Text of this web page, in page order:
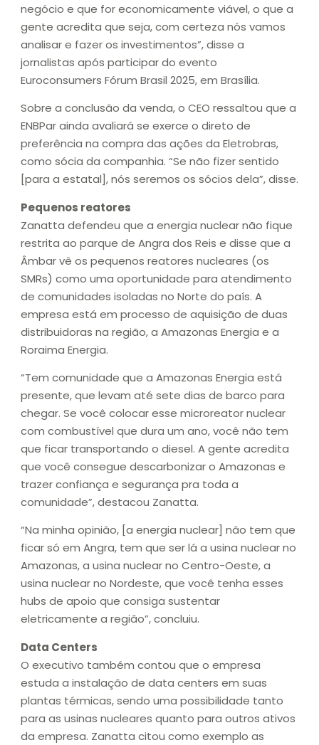
negócio e que for economicamente viável, o que a
gente acredita que seja, com certeza nós vamos
analisar e fazer os investimentos”, disse a
jornalistas após participar do evento
Euroconsumers Fórum Brasil 2025, em Brasília.
Sobre a conclusão da venda, o CEO ressaltou que a
ENBPar ainda avaliará se exerce o direto de
preferência na compra das ações da Eletrobras,
como sócia da companhia. “Se não fizer sentido
[para a estatal], nós seremos os sócios dela”, disse.
Pequenos reatores
Zanatta defendeu que a energia nuclear não fique
restrita ao parque de Angra dos Reis e disse que a
Âmbar vê os pequenos reatores nucleares (os
SMRs) como uma oportunidade para atendimento
de comunidades isoladas no Norte do país. A
empresa está em processo de aquisição de duas
distribuidoras na região, a Amazonas Energia e a
Roraima Energia.
“Tem comunidade que a Amazonas Energia está
presente, que levam até sete dias de barco para
chegar. Se você colocar esse microreator nuclear
com combustível que dura um ano, você não tem
que ficar transportando o diesel. A gente acredita
que você consegue descarbonizar o Amazonas e
trazer confiança e segurança pra toda a
comunidade”, destacou Zanatta.
“Na minha opinião, [a energia nuclear] não tem que
ficar só em Angra, tem que ser lá a usina nuclear no
Amazonas, a usina nuclear no Centro-Oeste, a
usina nuclear no Nordeste, que você tenha esses
hubs de apoio que consiga sustentar
eletricamente a região”, concluiu.
Data Centers
O executivo também contou que o empresa
estuda a instalação de data centers em suas
plantas térmicas, sendo uma possibilidade tanto
para as usinas nucleares quanto para outros ativos
da empresa. Zanatta citou como exemplo as